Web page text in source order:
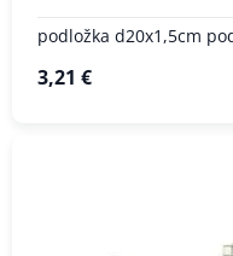
podložka d20x1,5cm
3,21 €